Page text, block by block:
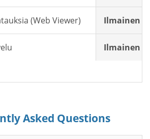
(Web Viewer) Ilmainen
Ilmainen
Asked Questions